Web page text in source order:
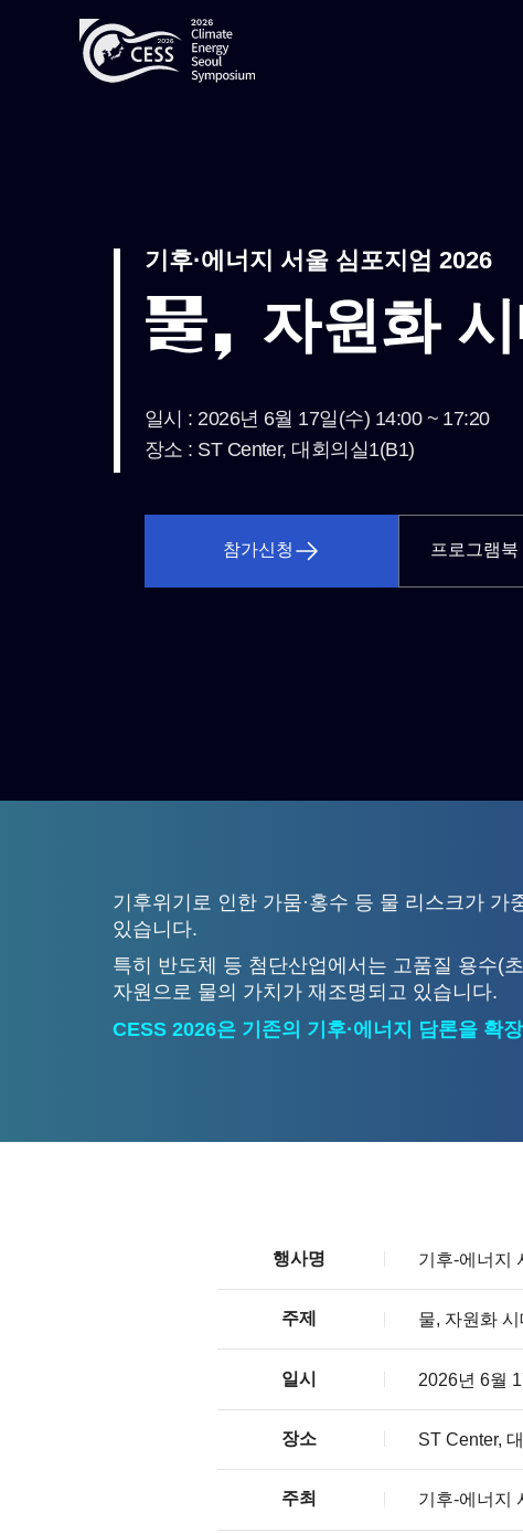
기후·에너지 서울 심포지엄 2026
물, 자원화
일시 : 2026년 6월 17일(수) 14:00 ~ 17:20
장소 : ST Center, 대회의실1(B1)
참가신청 프로그램북
기후위기로 인한 가뭄·홍수 등 물 리스크가
있습니다.
특히 반도체 등 첨단산업에서는 고품질 용수(
자원으로 물의 가치가 재조명되고 있습니다.
CESS 2026은 기존의 기후·에너지 담론을 확
행사명 기후-에너지
주제 물, 자원화
일시 2026년 6월
장소 ST Center,
주최 기후-에너지